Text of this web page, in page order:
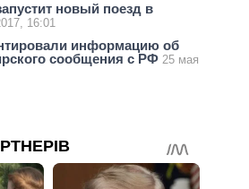
новый поезд в
16:01
информацию об
сообщения с РФ 25 мая